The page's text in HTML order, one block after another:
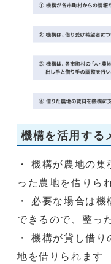
機構を活用する
・ 機構が農地の
った農地を借りら
・ 必要な場合は
できるので、整っ
・ 機構が貸し借
地を借りられます